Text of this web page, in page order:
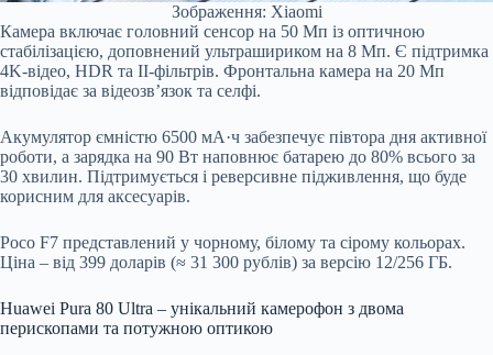
Зображення: Xiaomi
Камера включає головний сенсор на 50 Мп із оптичною
стабілізацією, доповнений ультрашириком на 8 Мп. Є підтримка
4K-відео, HDR та ІІ-фільтрів. Фронтальна камера на 20 Мп
відповідає за відеозв’язок та селфі.
Акумулятор ємністю 6500 мА·ч забезпечує півтора дня активної
роботи, а зарядка на 90 Вт наповнює батарею до 80% всього за
30 хвилин. Підтримується і реверсивне підживлення, що буде
корисним для аксесуарів.
Poco F7 представлений у чорному, білому та сірому кольорах.
Ціна – від 399 доларів (≈ 31 300 рублів) за версію 12/256 ГБ.
Huawei Pura 80 Ultra – унікальний камерофон з двома
перископами та потужною оптикою